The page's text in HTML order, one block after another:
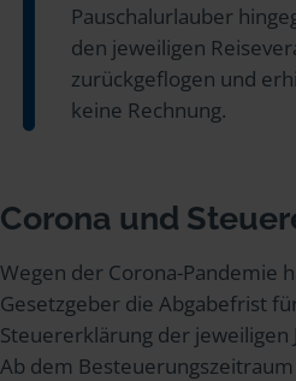
Pauschalurlauber
den jeweiligen
zurückgeflogen und
keine Rechnung.
Corona und
Wegen der Corona-Pandemie
Gesetzgeber die Abgabefrist
Steuererklärung der jeweiligen
Ab dem